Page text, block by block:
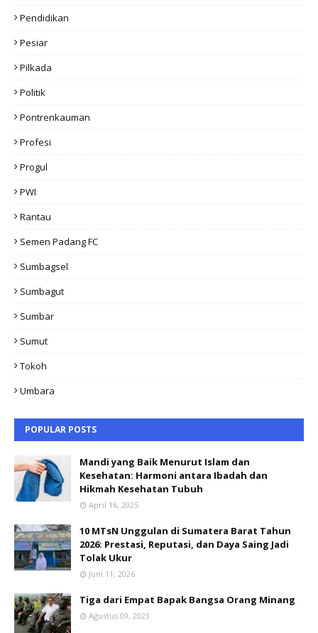
Pendidikan
Pesiar
Pilkada
Politik
Pontrenkauman
Profesi
Progul
PWI
Rantau
Semen Padang FC
Sumbagsel
Sumbagut
Sumbar
Sumut
Tokoh
Umbara
POPULAR POSTS
Mandi yang Baik Menurut Islam dan
Kesehatan: Harmoni antara Ibadah dan
Hikmah Kesehatan Tubuh
April 16, 2025
10 MTsN Unggulan di Sumatera Barat Tahun
2026: Prestasi, Reputasi, dan Daya Saing Jadi
Tolak Ukur
Juni 11, 2026
Tiga dari Empat Bapak Bangsa Orang Minang
Agustus 09, 2023